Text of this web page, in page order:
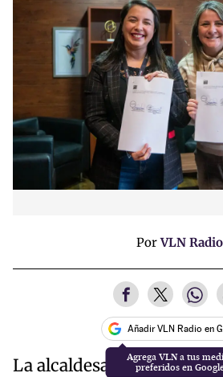
PorVLN Radio
Añadir VLN Radio en
La alcaldesa Claudia